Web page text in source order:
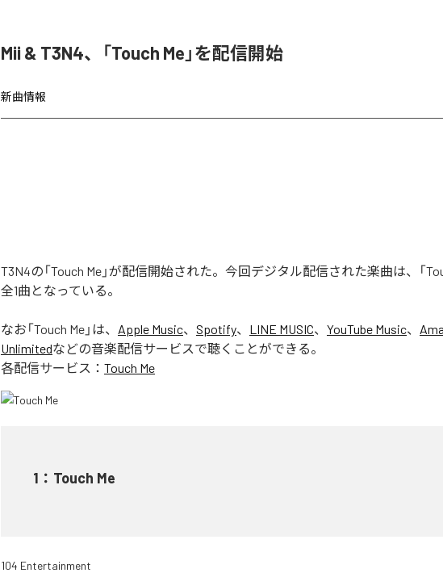
Mii & T3N4、「Touch Me」を配信開始
新曲情報
T3N4の「Touch Me」が配信開始された。今回デジタル配信された楽曲は、「
全1曲となっている。
なお「Touch Me 」は、 Apple Music、 Spotify、 LINE MUSIC、 YouTube Music、
Unlimitedなどの音楽配信サービスで聴くことができる。
各配信サービス： Touch Me
1 ： Touch Me
104 Entertainment